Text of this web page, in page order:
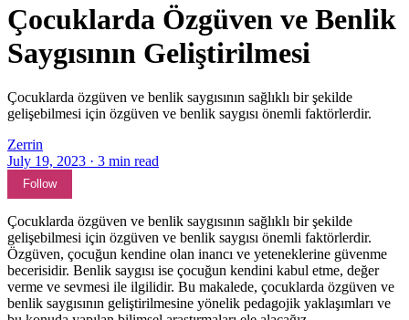
Çocuklarda Özgüven ve Benlik
Saygısının Geliştirilmesi
Çocuklarda özgüven ve benlik saygısının sağlıklı bir şekilde
gelişebilmesi için özgüven ve benlik saygısı önemli faktörlerdir.
Zerrin
July 19, 2023 · 3 min read
Follow
Çocuklarda özgüven ve benlik saygısının sağlıklı bir şekilde
gelişebilmesi için özgüven ve benlik saygısı önemli faktörlerdir.
Özgüven, çocuğun kendine olan inancı ve yeteneklerine güvenme
becerisidir. Benlik saygısı ise çocuğun kendini kabul etme, değer
verme ve sevmesi ile ilgilidir. Bu makalede, çocuklarda özgüven ve
benlik saygısının geliştirilmesine yönelik pedagojik yaklaşımları ve